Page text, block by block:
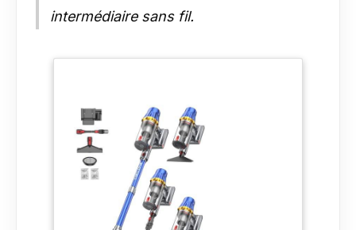
intermédiaire sans fil.